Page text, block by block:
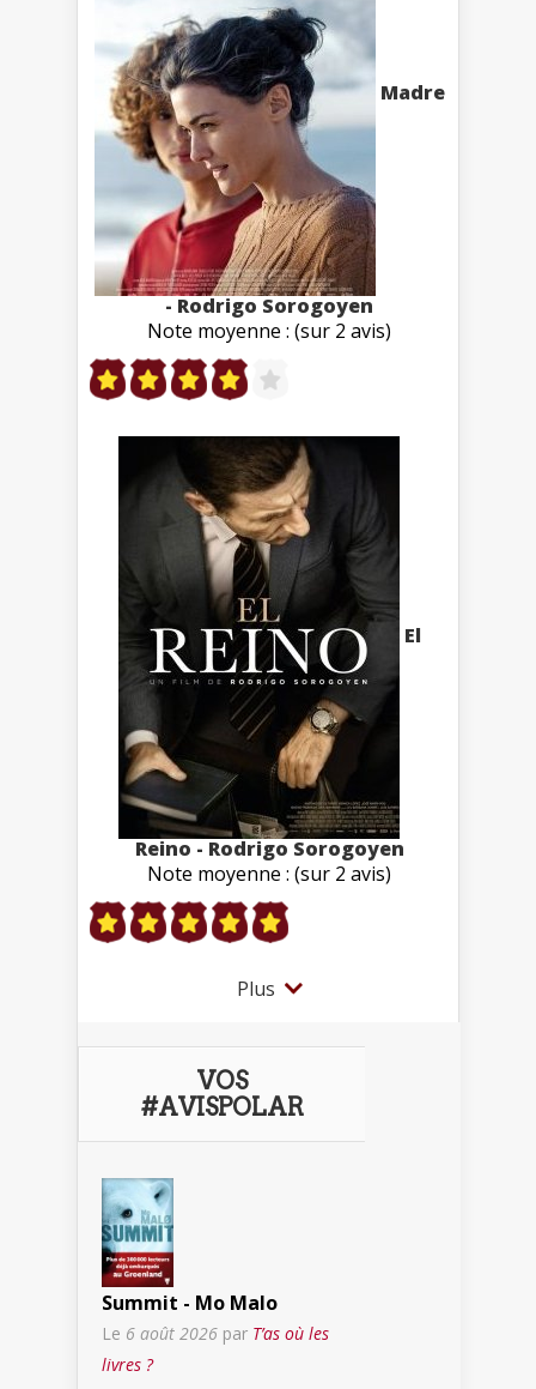
Madre
- Rodrigo Sorogoyen
Note moyenne : (sur 2 avis)
El
Reino - Rodrigo Sorogoyen
Note moyenne : (sur 2 avis)
Plus
VOS
#AVISPOLAR
Summit - Mo Malo
Le 6 août 2026 par T’as où les
livres ?